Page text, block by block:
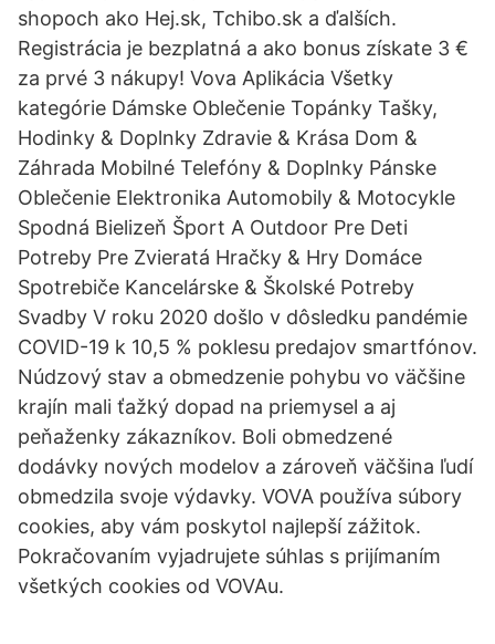
shopoch ako Hej.sk, Tchibo.sk a ďalších.
Registrácia je bezplatná a ako bonus získate 3 €
za prvé 3 nákupy! Vova Aplikácia Všetky
kategórie Dámske Oblečenie Topánky Tašky,
Hodinky & Doplnky Zdravie & Krása Dom &
Záhrada Mobilné Telefóny & Doplnky Pánske
Oblečenie Elektronika Automobily & Motocykle
Spodná Bielizeň Šport A Outdoor Pre Deti
Potreby Pre Zvieratá Hračky & Hry Domáce
Spotrebiče Kancelárske & Školské Potreby
Svadby V roku 2020 došlo v dôsledku pandémie
COVID-19 k 10,5 % poklesu predajov smartfónov.
Núdzový stav a obmedzenie pohybu vo väčšine
krajín mali ťažký dopad na priemysel a aj
peňaženky zákazníkov. Boli obmedzené
dodávky nových modelov a zároveň väčšina ľudí
obmedzila svoje výdavky. VOVA používa súbory
cookies, aby vám poskytol najlepší zážitok.
Pokračovaním vyjadrujete súhlas s prijímaním
všetkých cookies od VOVAu.